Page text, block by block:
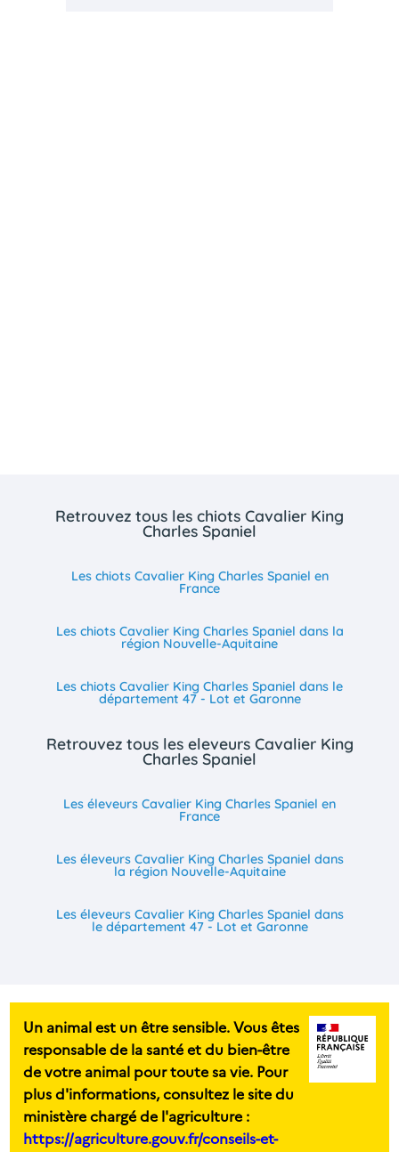
Retrouvez tous les chiots Cavalier King
Charles Spaniel
Les chiots Cavalier King Charles Spaniel en
France
Les chiots Cavalier King Charles Spaniel dans la
région Nouvelle-Aquitaine
Les chiots Cavalier King Charles Spaniel dans le
département 47 - Lot et Garonne
Retrouvez tous les eleveurs Cavalier King
Charles Spaniel
Les éleveurs Cavalier King Charles Spaniel en
France
Les éleveurs Cavalier King Charles Spaniel dans
la région Nouvelle-Aquitaine
Les éleveurs Cavalier King Charles Spaniel dans
le département 47 - Lot et Garonne
Un animal est un être sensible. Vous êtes
responsable de la santé et du bien-être
de votre animal pour toute sa vie. Pour
plus d'informations, consultez le site du
ministère chargé de l'agriculture :
https://agriculture.gouv.fr/conseils-et-